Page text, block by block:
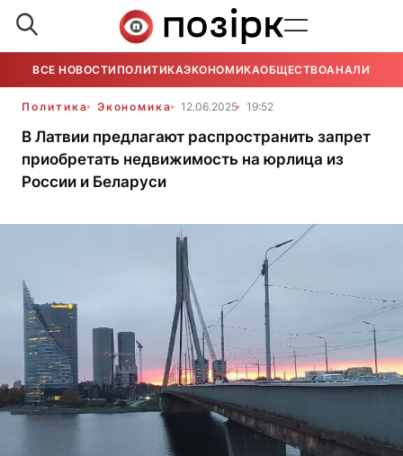
ВСЕ НОВОСТИ ПОЛИТИКАЭКОНОМИКАОБЩЕСТВОАНАЛИТИКА
Политика Экономика 12.06.2025 19:52
В Латвии предлагают распространить запрет
приобретать недвижимость на юрлица из
России и Беларуси